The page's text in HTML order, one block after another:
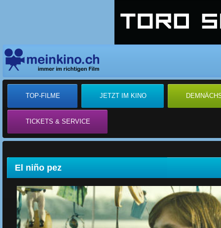
TOP-FILME JETZT IM KINO
TICKETS & SERVICE
El niño pez